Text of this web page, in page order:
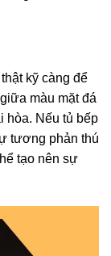
kỹ càng để
màu mặt đá
hòa. Nếu tủ bếp
tương phản thú
tạo nên sự